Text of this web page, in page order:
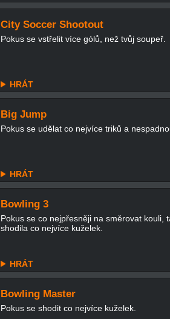
City Soccer Shootout
Pokus se vstřelit více gólů, než tvůj soupeř.
HRÁT
Big Jump
Pokus se udělat co nejvíce triků a
HRÁT
Bowling 3
Pokus se co nejpřesněji na směrovat kouli,
shodila co nejvíce kuželek.
HRÁT
Bowling Master
Pokus se shodit co nejvíce kuželek.